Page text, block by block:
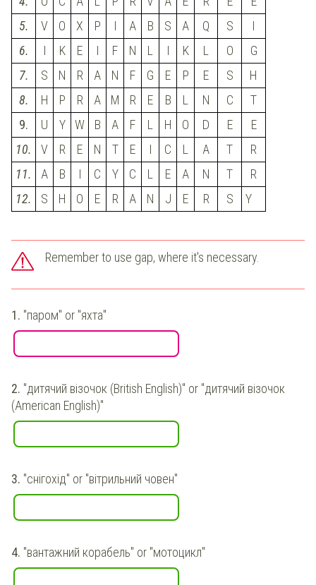
5.
V O X P I A B S A Q S
I
6.
I K E I F N L I K L O
G
7.
S N R A N F G E P E S
H
8.
H P R A M R E B L N C
T
9.
U Y W B A F L H O D E
E
10.
V R E N T E I C L A T
R
11.
A B I C Y C L E A N T
R
12.
S H O E R A N J E R S Y
Remember to use gap, where it's necessary.
1. "паром" or "яхта"
2. "дитячий візочок (British English)" or "дитячий візочок
(American English)"
3. "снігохід" or "вітрильний човен"
4. "вантажний корабель" or "мотоцикл"